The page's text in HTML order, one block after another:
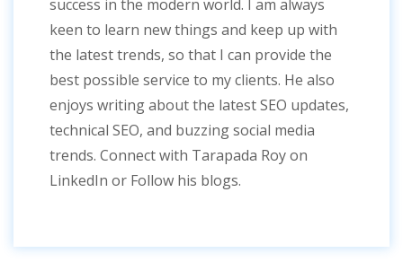
success in the modern world. I am always
keen to learn new things and keep up with
the latest trends, so that I can provide the
best possible service to my clients. He also
enjoys writing about the latest SEO updates,
technical SEO, and buzzing social media
trends. Connect with Tarapada Roy on
LinkedIn or Follow his blogs.